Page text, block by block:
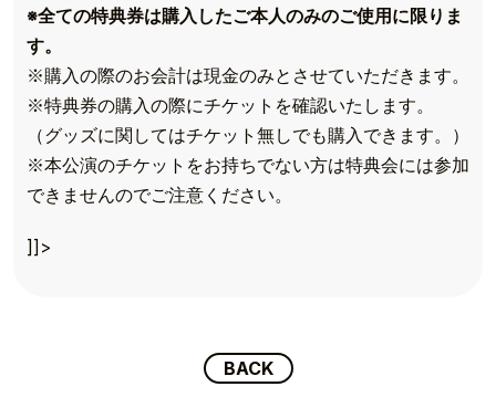
TOP
TOPICS
SCHEDULE
※全ての特典券は購入したご本人のみのご使用に限りま
す。
※購入の際のお会計は現金のみとさせていただきます。
※特典券の購入の際にチケットを確認いたします。
（グッズに関してはチケット無しでも購入できます。）
※本公演のチケットをお持ちでない方は特典会には参加
できませんのでご注意ください。
]]>
BACK